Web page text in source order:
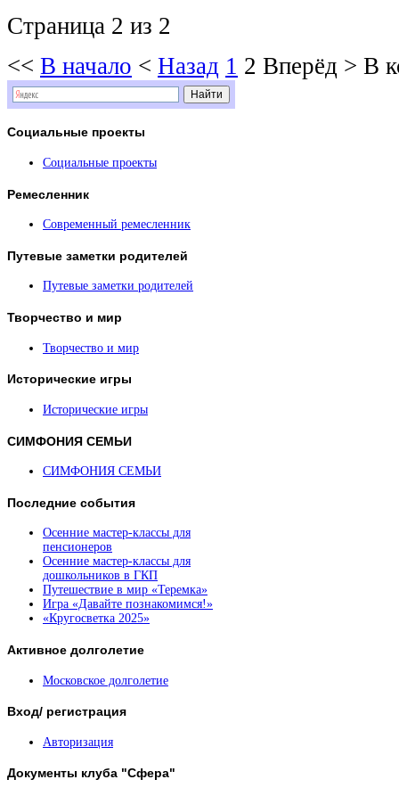
Страница 2 из 2
<< В начало < Назад 1 2 Вперёд > В
Социальные проекты
Социальные проекты
Ремесленник
Современный ремесленник
Путевые заметки родителей
Путевые заметки родителей
Творчество и мир
Творчество и мир
Исторические игры
Исторические игры
СИМФОНИЯ СЕМЬИ
СИМФОНИЯ СЕМЬИ
Последние события
Осенние мастер-классы для
пенсионеров
Осенние мастер-классы для
дошкольников в ГКП
Путешествие в мир «Теремка»
Игра «Давайте познакомимся!»
«Кругосветка 2025»
Активное долголетие
Московское долголетие
Вход/ регистрация
Авторизация
Документы клуба "Сфера"